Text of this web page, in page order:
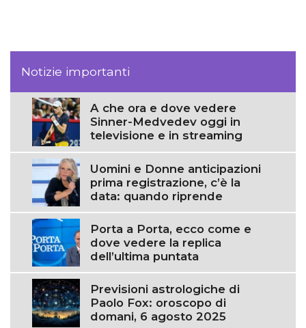
Notizie importanti
A che ora e dove vedere
Sinner-Medvedev oggi in
televisione e in streaming
Uomini e Donne anticipazioni
prima registrazione, c’è la
data: quando riprende
Porta a Porta, ecco come e
dove vedere la replica
dell’ultima puntata
Previsioni astrologiche di
Paolo Fox: oroscopo di
domani, 6 agosto 2025